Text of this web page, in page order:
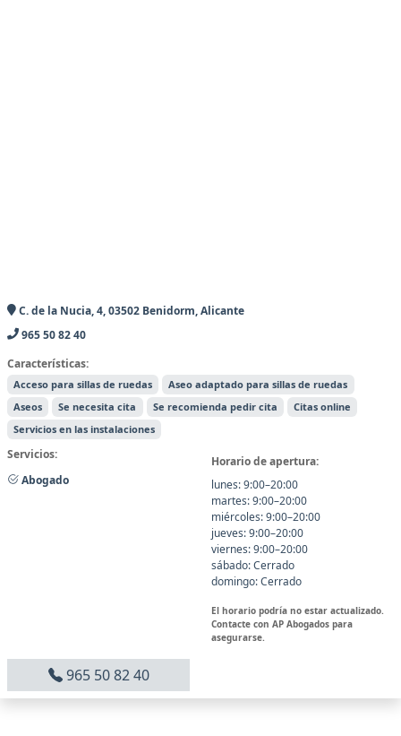
C. de la Nucia, 4, 03502 Benidorm, Alicante
965 50 82 40
Características:
Acceso para sillas de ruedas
Aseo adaptado para sillas de ruedas
Aseos
Se necesita cita Se recomienda pedir cita
Citas online
Servicios en las instalaciones
Servicios:
Abogado
Horario de apertura:
lunes: 9:00–20:00
martes: 9:00–20:00
miércoles: 9:00–20:00
jueves: 9:00–20:00
viernes: 9:00–20:00
sábado: Cerrado
domingo: Cerrado
El horario podría no estar actualizado.
Contacte con AP Abogados para
asegurarse.
965 50 82 40